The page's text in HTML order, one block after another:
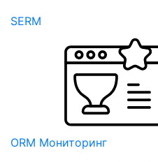
SERM
ORM Мониторинг